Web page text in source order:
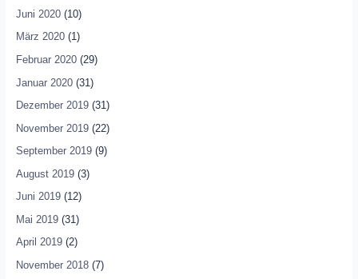
Juni 2020(10)
März 2020(1)
Februar 2020(29)
Januar 2020(31)
Dezember 2019(31)
November 2019(22)
September 2019(9)
August 2019(3)
Juni 2019(12)
Mai 2019(31)
April 2019(2)
November 2018(7)